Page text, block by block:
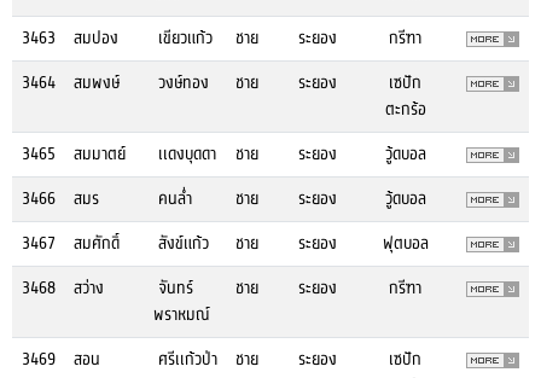
3463
สมปอง เขียวแก้ว ชาย ระยอง
กรีฑา
3464
สมพงษ์ วงษ์ทอง ชาย ระยอง
เซปัก
ตะกร้อ
3465
สมมาตย์ เเดงบุดดา ชาย ระยอง
วู้ดบอล
3466
สมร คนล่ำ ชาย ระยอง
วู้ดบอล
3467
สมศักดิ์ สังข์แก้ว ชาย ระยอง
ฟุตบอล
3468
สว่าง
จันทร์
พราหมณ์
ชาย ระยอง กรีฑา
3469 สอน ศรีเเก้วป่า ชาย ระยอง
เซปัก